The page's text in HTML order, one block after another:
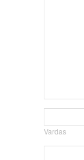
Vardas